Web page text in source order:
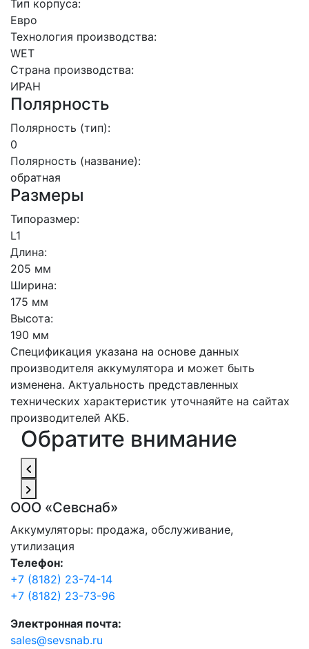
Тип корпуса:
Евро
Технология производства:
WET
Страна производства:
ИРАН
Полярность
Полярность (тип):
0
Полярность (название):
обратная
Размеры
Типоразмер:
L1
Длина:
205 мм
Ширина:
175 мм
Высота:
190 мм
Спецификация указана на основе данных
производителя аккумулятора и может быть
изменена. Актуальность представленных
технических характеристик уточнаяйте на сайтах
производителей АКБ.
Обратите внимание
ООО «Севснаб»
Аккумуляторы: продажа, обслуживание,
утилизация
Телефон:
+7 (8182) 23-74-14
+7 (8182) 23-73-96
Электронная почта:
sales@sevsnab.ru